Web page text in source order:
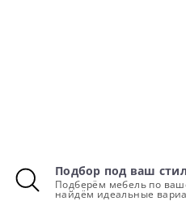
Подбор под ваш
Подберём мебель по
найдём идеальные